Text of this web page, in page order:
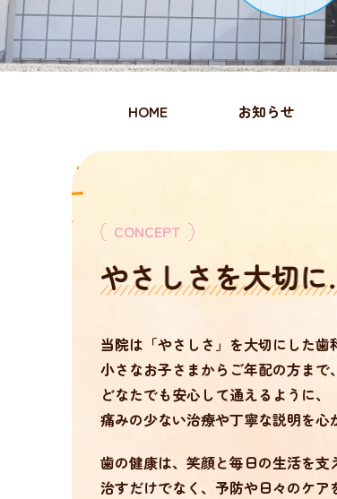
HOME お知らせ
CONCEPT
当院は「やさしさ」を大切にした歯
小さなお子さまからご年配の方まで、
どなたでも安心して通えるように、
痛みの少ない治療や丁寧な説明を心
歯の健康は、笑顔と毎日の生活を支
治すだけでなく、予防や日々のケア